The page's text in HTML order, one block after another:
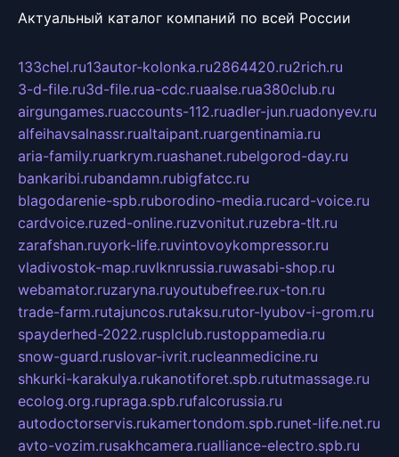
Актуальный каталог компаний по всей России
133chel.ru13autor-kolonka.ru2864420.ru2rich.ru
3-d-file.ru3d-file.rua-cdc.ruaalse.rua380club.ru
airgungames.ruaccounts-112.ruadler-jun.ruadonyev.ru
alfeihavsalnassr.rualtaipant.ruargentinamia.ru
aria-family.ruarkrym.ruashanet.rubelgorod-day.ru
bankaribi.rubandamn.rubigfatcc.ru
blagodarenie-spb.ruborodino-media.rucard-voice.ru
cardvoice.ruzed-online.ruzvonitut.ruzebra-tlt.ru
zarafshan.ruyork-life.ruvintovoykompressor.ru
vladivostok-map.ruvlknrussia.ruwasabi-shop.ru
webamator.ruzaryna.ruyoutubefree.rux-ton.ru
trade-farm.rutajuncos.rutaksu.rutor-lyubov-i-grom.ru
spayderhed-2022.rusplclub.rustoppamedia.ru
snow-guard.ruslovar-ivrit.rucleanmedicine.ru
shkurki-karakulya.rukanotiforet.spb.rututmassage.ru
ecolog.org.rupraga.spb.rufalcorussia.ru
autodoctorservis.rukamertondom.spb.runet-life.net.ru
avto-vozim.rusakhcamera.rualliance-electro.spb.ru